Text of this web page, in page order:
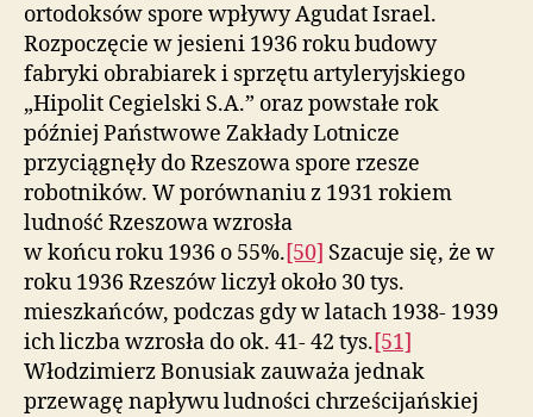
ortodoksów spore wpływy Agudat Israel.
Rozpoczęcie w jesieni 1936 roku budowy
fabryki obrabiarek i sprzętu artyleryjskiego
„Hipolit Cegielski S.A.” oraz powstałe rok
później Państwowe Zakłady Lotnicze
przyciągnęły do Rzeszowa spore rzesze
robotników. W porównaniu z 1931 rokiem
ludność Rzeszowa wzrosła
w końcu roku 1936 o 55%.[50] Szacuje się, że w
roku 1936 Rzeszów liczył około 30 tys.
mieszkańców, podczas gdy w latach 1938- 1939
ich liczba wzrosła do ok. 41- 42 tys.[51]
Włodzimierz Bonusiak zauważa jednak
przewagę napływu ludności chrześcijańskiej